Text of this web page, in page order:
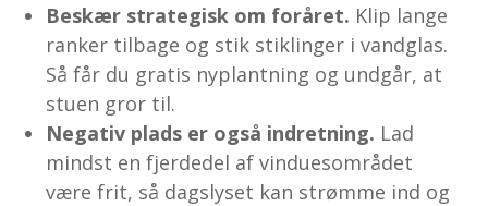
Beskær strategisk om foråret. Klip lange
ranker tilbage og stik stiklinger i vandglas.
Så får du gratis nyplantning og undgår, at
stuen gror til.
Negativ plads er også indretning. Lad
mindst en fjerdedel af vinduesområdet
være frit, så dagslyset kan strømme ind og